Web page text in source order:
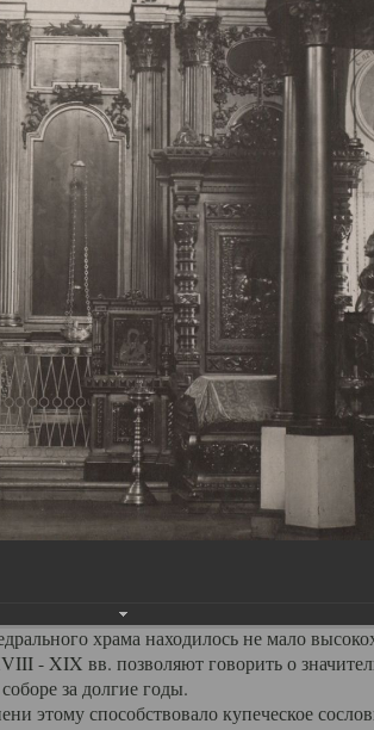
собор Архангельска
говорить, что Архангельск в большей
систематических
архитектуры. Больше всего по
с религией, набравшая особую силу в
центра архангельской
начале XVIII века в центре
собор, сразу превратился в
ему не было равных на Севере.
высоким и значительным из городских
гостиных дворов, в градостроительной
и светлых соборов России
с отраженными в ней архитектурными
школы церковного зодчества.
и богатство собора, вполне
из многочисленных культовых
колоннами ионического стиля, с
изящным фронтоном и множеством
художественную ценность. В
предметами церковной утвари
ансамбль декоративного
своих посетителей. В соборной
храма находилось не мало
- XIX вв. позволяют говорить о
за долгие годы.
этому способствовало купеческое